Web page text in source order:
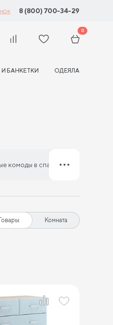
8 (800) 700-34-29
0
БАНКЕТКИ ОДЕЯЛА
комоды в спальню
Комната